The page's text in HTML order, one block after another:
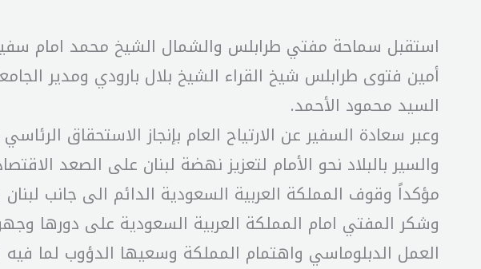
استقبل سماحة مفتي طرابلس والشمال الشيخ محمد امام سفير
أمين فتوى طرابلس شيخ القراء الشيخ بلال بارودي ومدير
السيد محمود الأحمد.
وعبر سعادة السفير عن الارتياح العام بإنجاز الاستحقاق
والسير بالبلاد نحو الأمام لتعزيز نهضة لبنان على الصعد
مؤكداً وقوف المملكة العربية السعودية الدائم الى جانب
وشكر المفتي امام المملكة العربية السعودية على دورها
العمل الدبلوماسي واهتمام المملكة وسعيها الدؤوب لما فيه